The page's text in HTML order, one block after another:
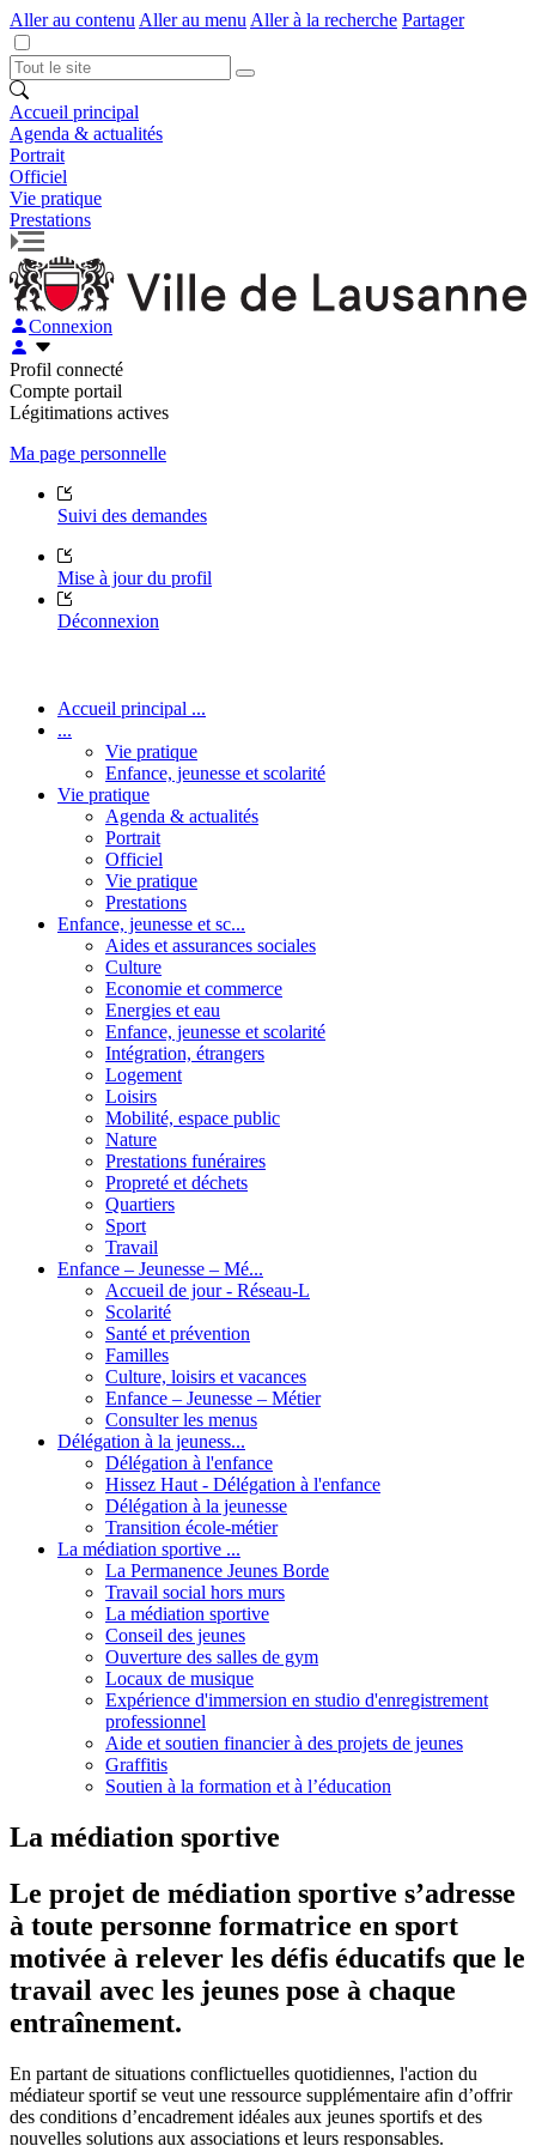
Aller au contenu Aller au menu Aller à la recherche Partager
Accueil principal
Agenda & actualités
Portrait
Officiel
Vie pratique
Prestations
Connexion
Profil connecté
Compte portail
Légitimations actives
Ma page personnelle
Suivi des demandes
Mise à jour du profil
Déconnexion
Accueil principal ...
...
Vie pratique
Enfance, jeunesse et scolarité
Vie pratique
Agenda & actualités
Portrait
Officiel
Vie pratique
Prestations
Enfance, jeunesse et sc...
Aides et assurances sociales
Culture
Economie et commerce
Energies et eau
Enfance, jeunesse et scolarité
Intégration, étrangers
Logement
Loisirs
Mobilité, espace public
Nature
Prestations funéraires
Propreté et déchets
Quartiers
Sport
Travail
Enfance – Jeunesse – Mé...
Accueil de jour - Réseau-L
Scolarité
Santé et prévention
Familles
Culture, loisirs et vacances
Enfance – Jeunesse – Métier
Consulter les menus
Délégation à la jeuness...
Délégation à l'enfance
Hissez Haut - Délégation à l'enfance
Délégation à la jeunesse
Transition école-métier
La médiation sportive ...
La Permanence Jeunes Borde
Travail social hors murs
La médiation sportive
Conseil des jeunes
Ouverture des salles de gym
Locaux de musique
Expérience d'immersion en studio d'enregistrement
professionnel
Aide et soutien financier à des projets de jeunes
Graffitis
Soutien à la formation et à l’éducation
La médiation sportive
Le projet de médiation sportive s’adresse
à toute personne formatrice en sport
motivée à relever les défis éducatifs que le
travail avec les jeunes pose à chaque
entraînement.
En partant de situations conflictuelles quotidiennes, l'action du
médiateur sportif se veut une ressource supplémentaire afin d’offrir
des conditions d’encadrement idéales aux jeunes sportifs et des
nouvelles solutions aux associations et leurs responsables.